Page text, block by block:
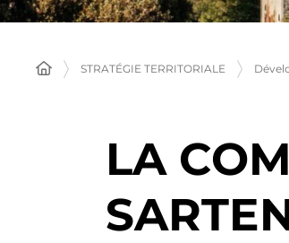
STRATÉGIE TERRITORIALE
LA